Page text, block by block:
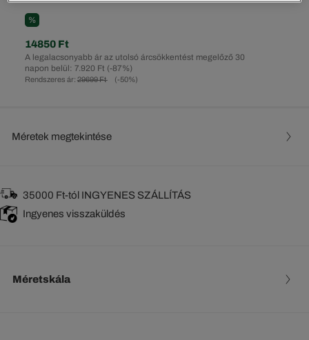
%
Rendszeres ár: 29699 Ft (-50%)
A legalacsonyabb ár az utolsó árcsökkentést megelőző 30
napon belül: 7.920 Ft (-87%)
14850 Ft
Méretek megtekintése
35000 Ft-tól INGYENES SZÁLLÍTÁS
Ingyenes visszaküldés
Méretskála